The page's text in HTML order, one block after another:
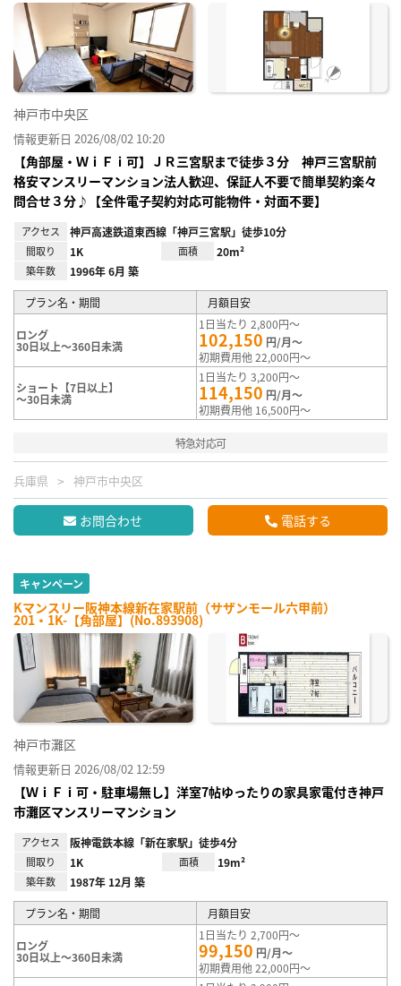
神戸市中央区
情報更新日 2026/08/02 10:20
【角部屋・ＷｉＦｉ可】ＪＲ三宮駅まで徒歩３分 神戸三宮駅前
格安マンスリーマンション法人歓迎、保証人不要で簡単契約楽々
問合せ３分♪【全件電子契約対応可能物件・対面不要】
アクセス 神戸高速鉄道東西線「神戸三宮駅」徒歩10分
間取り 1K 面積 20m²
築年数 1996年 6月 築
プラン名・期間 月額目安
ロング
30日以上～360日未満
1日当たり 2,800円～
102,150 円/月～
初期費用他 22,000円～
ショート【7日以上】
～30日未満
1日当たり 3,200円～
114,150 円/月～
初期費用他 16,500円～
特急対応可
兵庫県 神戸市中央区
お問合わせ 電話する
キャンペーン
Kマンスリー阪神本線新在家駅前（サザンモール六甲前）
201・1K-【角部屋】(No.893908)
神戸市灘区
情報更新日 2026/08/02 12:59
【ＷｉＦｉ可・駐車場無し】洋室7帖ゆったりの家具家電付き神戸
市灘区マンスリーマンション
アクセス 阪神電鉄本線「新在家駅」徒歩4分
間取り 1K 面積 19m²
築年数 1987年 12月 築
プラン名・期間 月額目安
ロング
30日以上～360日未満
1日当たり 2,700円～
99,150 円/月～
初期費用他 22,000円～